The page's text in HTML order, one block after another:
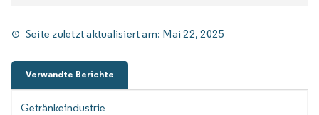
Seite zuletzt aktualisiert am: Mai 22, 2025
Verwandte Berichte
Getränkeindustrie